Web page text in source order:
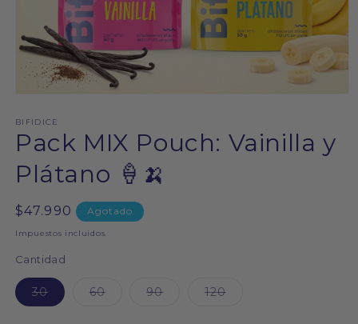
multimedia
1
en
ventana
modal
BIFIDICE
Pack MIX Pouch: Vainilla y
Plátano 🍦🍌
Precio
habitual
$47.990 Agotado
Impuestos incluidos.
Cantidad
30Variante
agotada
60Variante90Variante120Variante